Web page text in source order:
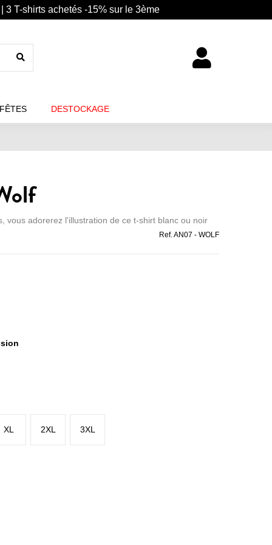
3 T-shirts achetés -15% sur le 3ème
DESTOCKAGE
vous adorerez l'illustration de ce t-shirt blanc ou noir
Ref.AN07 - WOLF
XL 2XL 3XL